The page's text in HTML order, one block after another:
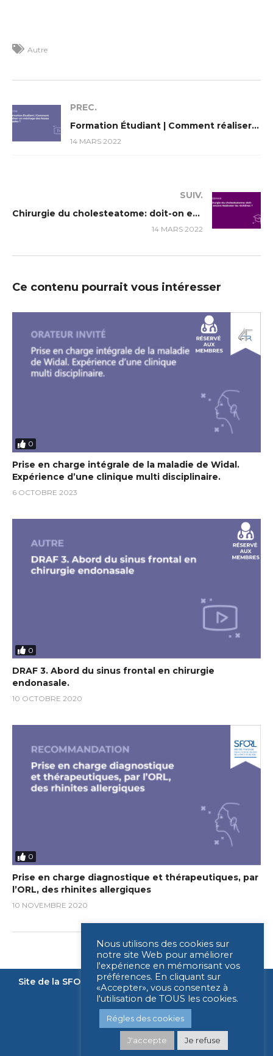
Autre
PREC.
Formation Étudiant | Comment réaliser un méchage des fosses nasales?
14 MARS 2022
SUIV.
Chirurgie du cholesteatome: doit-on encore Redouter les récidives ?
14 MARS 2022
Ce contenu pourrait vous intéresser
0
Prise en charge intégrale de la maladie de Widal.
Expérience d’une clinique multi disciplinaire.
6 OCTOBRE 2023
0
DRAF 3. Abord du sinus frontal en chirurgie
endonasale.
10 OCTOBRE 2020
0
Prise en charge diagnostique et thérapeutiques, par
l’ORL, des rhinites allergiques
10 NOVEMBRE 2020
Site de la SFORL Nous contacter Mentions légales
Légende
Nous utilisons des cookies sur
notre site Web pour améliorer
l'expérience en mémorisant vos
préférences. En cliquant sur
«Accepter», vous consentez à
l'utilisation de TOUS les cookies.
Régles des cookies
J'accepte Je refuse